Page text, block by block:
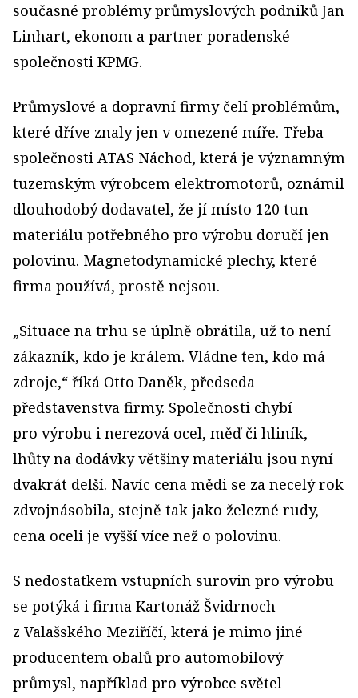
současné problémy průmyslových podniků Jan
Linhart, ekonom a partner poradenské
společnosti KPMG.
Průmyslové a dopravní firmy čelí problémům,
které dříve znaly jen v omezené míře. Třeba
společnosti ATAS Náchod, která je významným
tuzemským výrobcem elektromotorů, oznámil
dlouhodobý dodavatel, že jí místo 120 tun
materiálu potřebného pro výrobu doručí jen
polovinu. Magnetodynamické plechy, které
firma používá, prostě nejsou.
„Situace na trhu se úplně obrátila, už to není
zákazník, kdo je králem. Vládne ten, kdo má
zdroje,“ říká Otto Daněk, předseda
představenstva firmy. Společnosti chybí
pro výrobu i nerezová ocel, měď či hliník,
lhůty na dodávky většiny materiálu jsou nyní
dvakrát delší. Navíc cena mědi se za necelý rok
zdvojnásobila, stejně tak jako železné rudy,
cena oceli je vyšší více než o polovinu.
S nedostatkem vstupních surovin pro výrobu
se potýká i firma Kartonáž Švidrnoch
z Valašského Meziříčí, která je mimo jiné
producentem obalů pro automobilový
průmysl, například pro výrobce světel